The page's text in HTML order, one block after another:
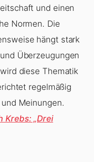
und einen
Normen. Die
hängt stark
Überzeugungen
diese Thematik
regelmäßig
Meinungen.
Krebs: „Drei